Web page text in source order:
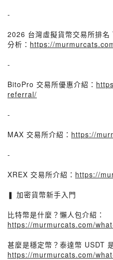
-
2026 台灣虛擬貨幣交易所排
分析： https://
-
BitoPro 交易所優惠介紹：
referral/
-
MAX 交易所介紹： https://
-
XREX 交易所介紹： https://
❚ 加密貨幣新手入門
比特幣是什麼？懶人包介紹：
https://murmurcats.com/
甚麼是穩定幣？泰達幣 USDT
https://murmurcats.com/